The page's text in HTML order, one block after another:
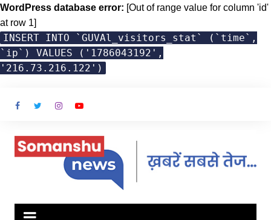
WordPress database error: [Out of range value for column 'id'
at row 1]
INSERT INTO `GUVAl_visitors_stat` (`time`,
`ip`) VALUES ('1786043192',
'216.73.216.122')